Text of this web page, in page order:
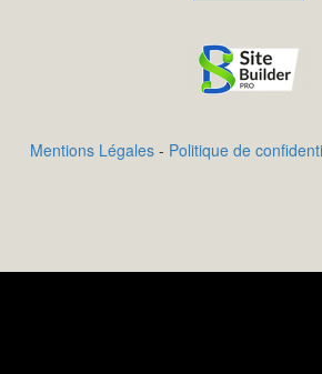
Mentions Légales - Politique de